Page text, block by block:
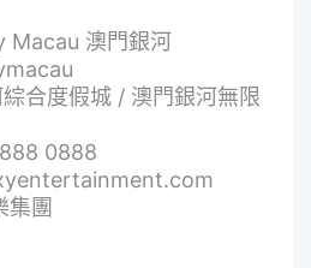
Macau 澳門銀河
合度假城 / 澳門銀河無限
0888
集團